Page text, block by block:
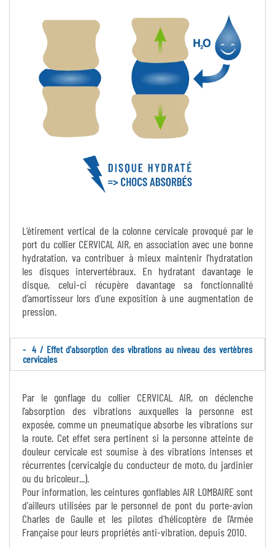
L’étirement vertical de la colonne cervicale provoqué par le
port du collier CERVICAL AIR, en association avec une bonne
hydratation, va contribuer à mieux maintenir l’hydratation
les disques intervertébraux. En hydratant davantage le
disque, celui-ci récupère davantage sa fonctionnalité
d’amortisseur lors d’une exposition à une augmentation de
pression.
4 / Effet d'absorption des vibrations au niveau des vertèbres
cervicales
Par le gonflage du collier CERVICAL AIR, on déclenche
l’absorption des vibrations auxquelles la personne est
exposée, comme un pneumatique absorbe les vibrations sur
la route. Cet effet sera pertinent si la personne atteinte de
douleur cervicale est soumise à des vibrations intenses et
récurrentes (cervicalgie du conducteur de moto, du jardinier
ou du bricoleur...).
Pour information, les ceintures gonflables AIR LOMBAIRE sont
d'ailleurs utilisées par le personnel de pont du porte-avion
Charles de Gaulle et les pilotes d'hélicoptère de l'Armée
Française pour leurs propriétés anti-vibration, depuis 2010.